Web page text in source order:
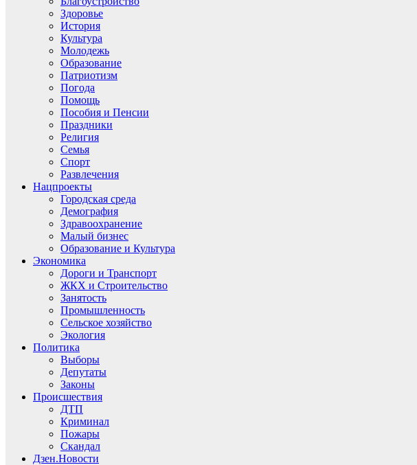
Здоровье
История
Культура
Молодежь
Образование
Патриотизм
Погода
Помощь
Пособия и Пенсии
Праздники
Религия
Семья
Спорт
Развлечения
Нацпроекты
Городская среда
Демография
Здравоохранение
Малый бизнес
Образование и Культура
Экономика
Дороги и Транспорт
ЖКХ и Строительство
Занятость
Промышленность
Сельское хозяйство
Экология
Политика
Выборы
Депутаты
Законы
Происшествия
ДТП
Криминал
Пожары
Скандал
Дзен.Новости